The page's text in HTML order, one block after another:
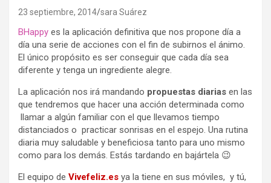
23 septiembre, 2014 sara Suárez
BHappy es la aplicación definitiva que nos propone día a
día una serie de acciones con el fin de subirnos el ánimo.
El único propósito es ser conseguir que cada día sea
diferente y tenga un ingrediente alegre.
La aplicación nos irá mandando propuestas diarias en las
que tendremos que hacer una acción determinada como
llamar a algún familiar con el que llevamos tiempo
distanciados o practicar sonrisas en el espejo. Una rutina
diaria muy saludable y beneficiosa tanto para uno mismo
como para los demás. Estás tardando en bajártela 😉
El equipo de Vivefeliz.es ya la tiene en sus móviles, y tú,